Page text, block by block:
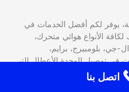
يوفر لكم أفضل الخدمات في
الأنواع هوائي متحرك،
جي، بلومبيرج، برايم،
في توصيل الوحدة الأعطال التي
وأيضا تبديل القطع القديمة
والجودة، فحص مستوى الغاز من
اتصل بنا